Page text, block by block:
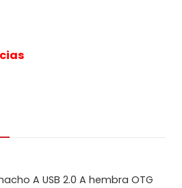
A USB 2.0 A hembra OTG